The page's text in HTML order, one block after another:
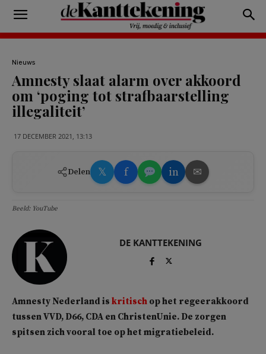
Nieuws
Amnesty slaat alarm over akkoord
om ‘poging tot strafbaarstelling
illegaliteit’
17 DECEMBER 2021, 13:13
Delen 𝕏 f in ✉
Beeld: YouTube
DE KANTTEKENING
Amnesty Nederland is kritisch op het regeerakkoord
tussen VVD, D66, CDA en ChristenUnie. De zorgen
spitsen zich vooral toe op het migratiebeleid.